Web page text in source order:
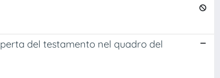
del testamento nel quadro del